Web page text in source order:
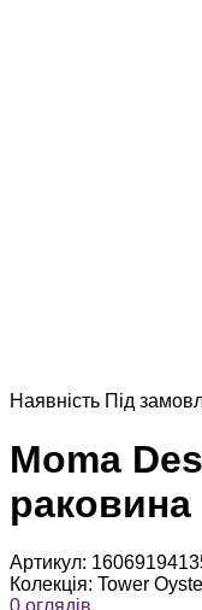
Наявнiсть Пiд
Moma
Артикул:
Колекція: Tower